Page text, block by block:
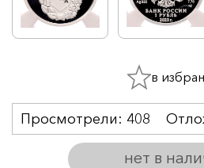
нет в
Просмотрели: 408
в